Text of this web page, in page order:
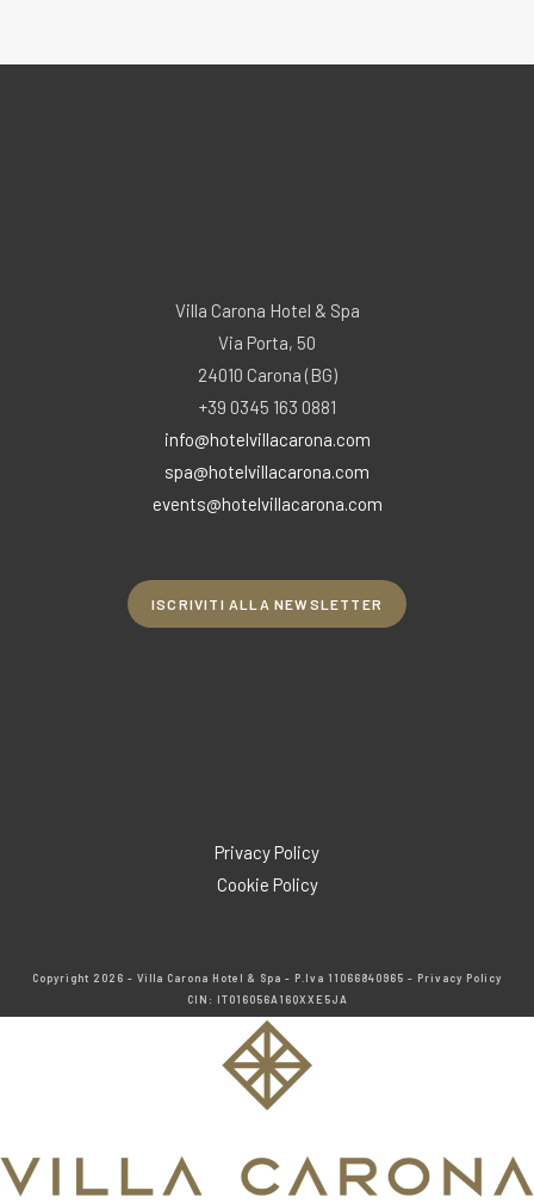
Villa Carona Hotel & Spa
Via Porta, 50
24010 Carona (BG)
+39 0345 163 0881
info@hotelvillacarona.com
spa@hotelvillacarona.com
events@hotelvillacarona.com
ISCRIVITI ALLA NEWSLETTER
tab
new
Privacy Policy
Cookie Policy
Copyright 2026 - Villa Carona Hotel & Spa - P.Iva 11066840965 - Privacy Policy
CIN: IT016056A16QXXE5JA